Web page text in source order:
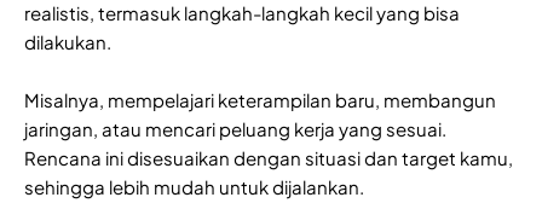
realistis, termasuk langkah-langkah kecil yang bisa
dilakukan.
Misalnya, mempelajari keterampilan baru, membangun
jaringan, atau mencari peluang kerja yang sesuai.
Rencana ini disesuaikan dengan situasi dan target kamu,
sehingga lebih mudah untuk dijalankan.